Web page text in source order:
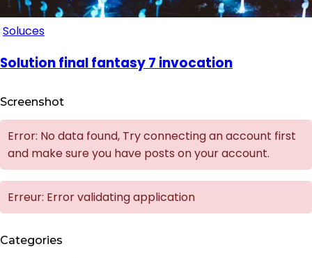
Soluces
Solution final fantasy 7 invocation
Screenshot
Error: No data found, Try connecting an account first
and make sure you have posts on your account.
Erreur: Error validating application
Categories